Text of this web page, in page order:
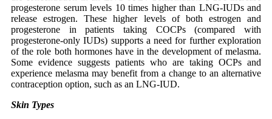
progesterone serum levels 10 times higher than LNG-IUDs and
release estrogen. These higher levels of both estrogen and
progesterone in patients taking COCPs (compared with
progesterone-only IUDs) supports a need for further exploration
of the role both hormones have in the development of melasma.
Some evidence suggests patients who are taking OCPs and
experience melasma may benefit from a change to an alternative
contraception option, such as an LNG-IUD.
Skin Types